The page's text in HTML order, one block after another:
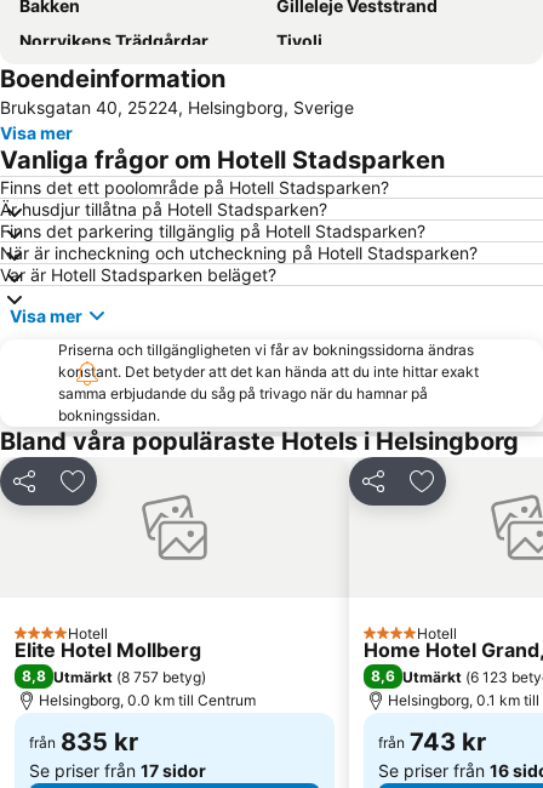
Bakken
Gilleleje Veststrand
Norrvikens Trädgårdar
Tivoli
Hovs Hallar
Ströget
Hornbæk Vest
Vesterbro
Helsingør Havn
Rådhusplatsen
Ørestad
Louisiana
Nørrebro
Knutpunkten
Frederiksberg
Bella Center
Indre By
Royal Copenhagen
Fredriksdal museer och trädgårdar
Köpenhamns Zoo
Christiania
Marienlyst
Tisvildeleje
Nørreport station
Amager Centret
Snekkersten
Lunds Universitet
Söderåsens Nationalpark
Liseleje
Nyhavn Julemarked
Rungsted Havn
Christianshavn
Väla Centrum
Sand
Råå Vallar
Tropical Beach
Boendeinformation
Bruksgatan 40, 25224, Helsingborg, Sverige
Visa mer
Vanliga frågor om Hotell Stadsparken
Finns det ett poolområde på Hotell Stadsparken?
Är husdjur tillåtna på Hotell Stadsparken?
Finns det parkering tillgänglig på Hotell Stadsparken?
När är incheckning och utcheckning på Hotell Stadsparken?
Var är Hotell Stadsparken beläget?
Visa mer
Priserna och tillgängligheten vi får av bokningssidorna ändras
konstant. Det betyder att det kan hända att du inte hittar exakt
samma erbjudande du såg på trivago när du hamnar på
bokningssidan.
Bland våra populäraste Hotels i Helsingborg
Dela Lägg till i Mina Favoriter
4 Stjärnor
Hotell
Elite Hotel Mollberg
8,8 Utmärkt (8 757 betyg)
Helsingborg, 0.0 km till Centrum
från 835 kr
Se priser från 17 sidor
Dela Lägg till i
4 Stjärnor
Hotell
Home Hotel
8,6 Utmärkt (6 123
Helsingborg, 0.1 km
från 743 kr
Se priser från 16